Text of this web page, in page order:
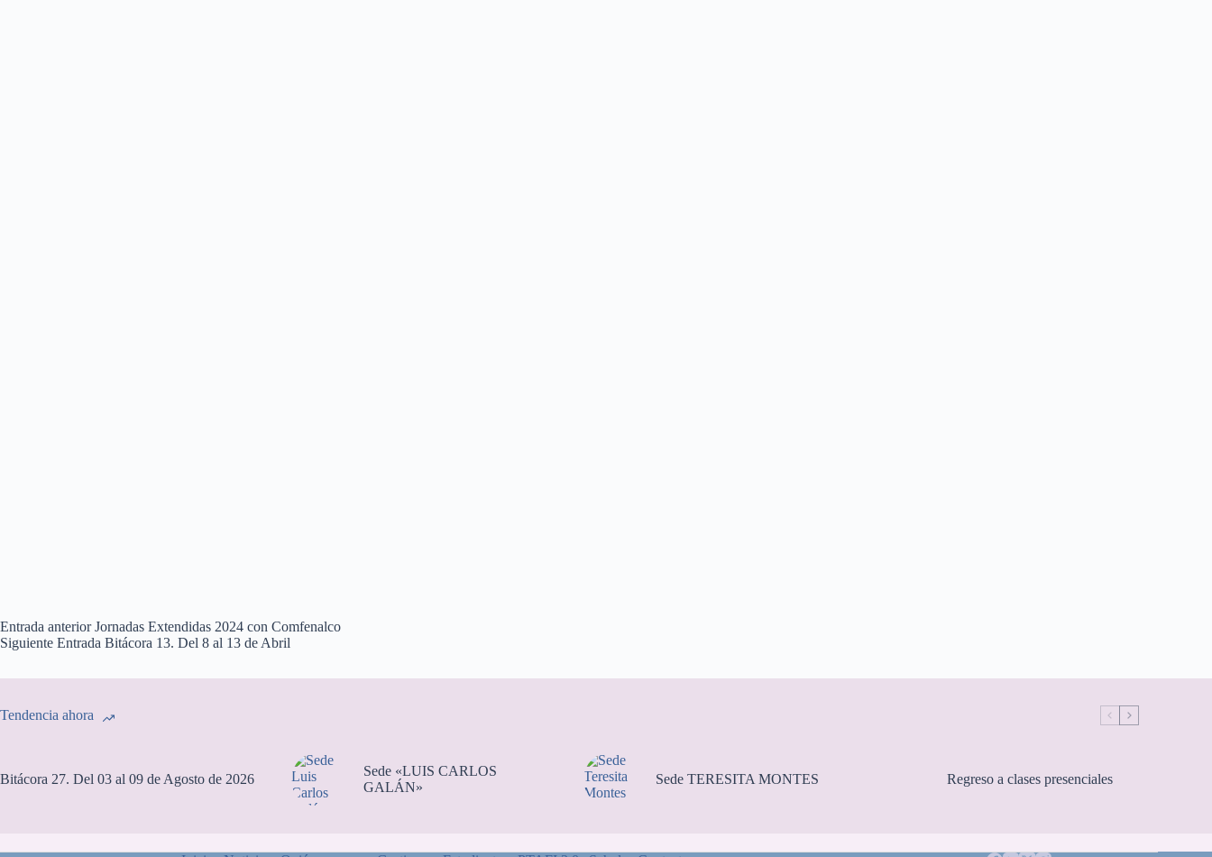
Entrada anteriorJornadas Extendidas 2024 con Comfenalco
Siguiente Entrada Bitácora 13. Del 8 al 13 de Abril
Tendencia ahora
Bitácora 27. Del 03 al 09 de Agosto de 2026
Sede «LUIS CARLOS
GALÁN»
Sede TERESITA MONTES Regreso a clases presenciales